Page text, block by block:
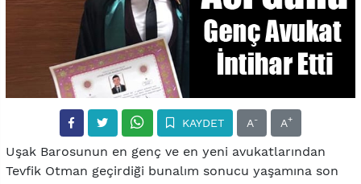
KAYDET A- A+
Uşak Barosunun en genç ve en yeni avukatlarından
Tevfik Otman geçirdiği bunalım sonucu yaşamına son